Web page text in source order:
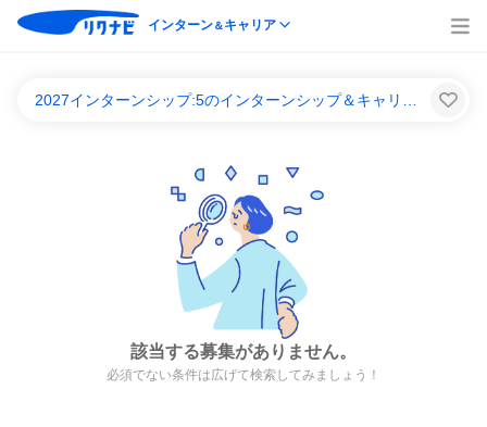
インターン＆キャリア
該当する募集がありません。
必須でない条件は広げて検索してみましょう！